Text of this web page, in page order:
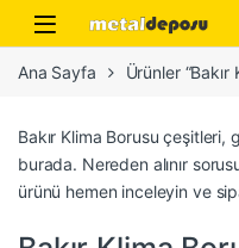
Skip to navigation
Skip to content
Ana Sayfa Ürünler
Bakır Klima Borusu çeşitleri,
burada. Nereden alınır
ürünü hemen inceleyin ve